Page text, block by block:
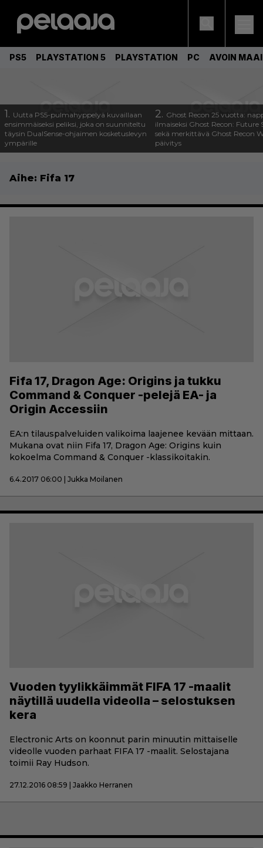
PS5 PLAYSTATION 5 PLAYSTATION PC AVOIN
1. Uutta PS5-pulmahyppelyä kuvaillaan
ensimmäiseksi peliksi, joka on suunniteltu
täysin DualSense-ohjaimen kosketuslevyn
ympärille
2. Ghost Recon 25 vuotta:
ilmaiseksi Ghost Recon: Future
sekä merkittävä Ghost Recon
päivitys
Aihe: Fifa 17
Fifa 17, Dragon Age: Origins ja tukku
Command & Conquer -pelejä EA- ja
Origin Accessiin
EA:n tilauspalveluiden valikoima laajenee kevään mittaan.
Mukana ovat niin Fifa 17, Dragon Age: Origins kuin
kokoelma Command & Conquer -klassikoitakin.
6.4.2017 06:00 | Jukka Moilanen
Vuoden tyylikkäimmät FIFA 17 -maalit
näytillä uudella videolla – selostuksen
kera
Electronic Arts on koonnut parin minuutin mittaiselle
videolle vuoden parhaat FIFA 17 -maalit. Selostajana
toimii Ray Hudson.
27.12.2016 08:59 | Jaakko Herranen